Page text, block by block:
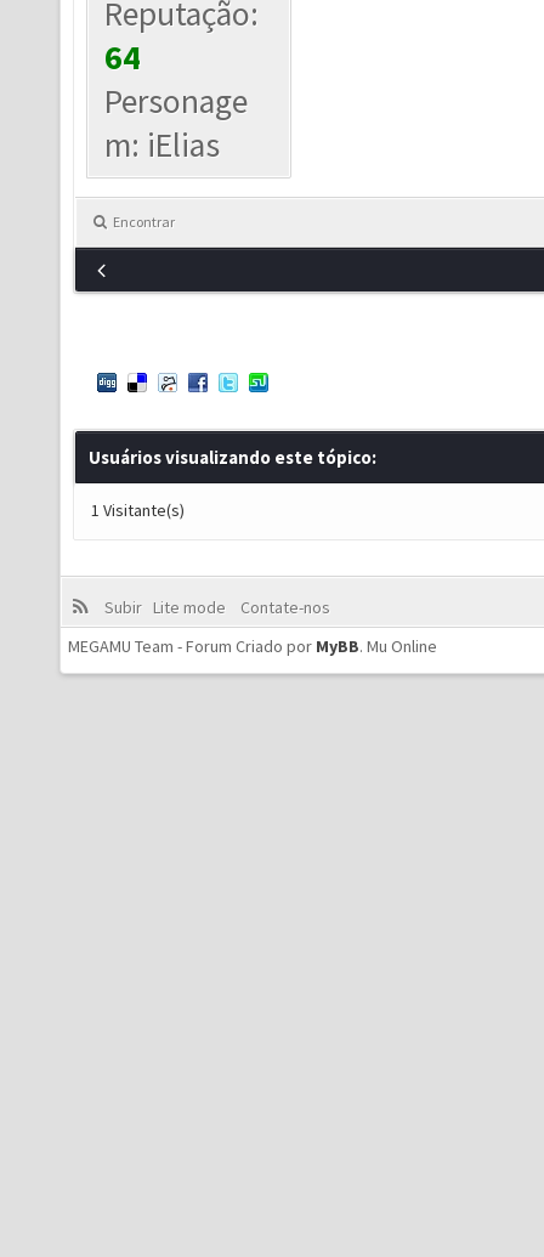
Reputação:
64
Personage
m: iElias
Encontrar
Usuários visualizando este tópico:
1 Visitante(s)
Subir Lite mode
Contate-nos
MEGAMU Team - Forum Criado por MyBB. Mu Online